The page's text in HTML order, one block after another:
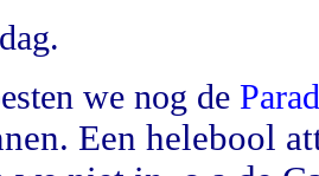
we nog de Parad
Een helebool